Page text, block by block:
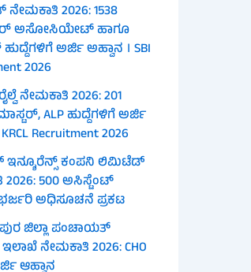
ನೇಮಕಾತಿ 2026: 1538
ಅಸೋಸಿಯೇಟ್ ಹಾಗೂ
ಅರ್ಜಿ ಅಹ್ವಾನ । SBI
2026
ನೇಮಕಾತಿ 2026: 201
ALP ಹುದ್ದೆಗಳಿಗೆ ಅರ್ಜಿ
Recruitment 2026
ಇನ್ಶೂರೆನ್ಸ್ ಕಂಪನಿ ಲಿಮಿಟೆಡ್
500 ಅಸಿಸ್ಟೆಂಟ್
ಭರ್ಜರಿ ಅಧಿಸೂಚನೆ ಪ್ರಕಟ
ಜಿಲ್ಲಾ ಪಂಚಾಯತ್
ನೇಮಕಾತಿ 2026: CHO
ಆಹ್ವಾನ